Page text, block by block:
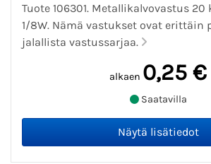
Tuote 106301. Metallikalvovastus 20
1/8W. Nämä vastukset ovat erittäin
jalallista vastussarjaa.
alkaen 0,25 €
Saatavilla